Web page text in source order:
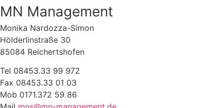
MN Management
Monika Nardozza-Simon
Hölderlinstraße 30
85084 Reichertshofen
Tel 08453.33 99 972
Fax 08453.33 01 03
Mob 0171.372 59 86